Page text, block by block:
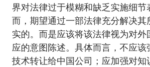
界对法律过于模糊和缺乏实施细节
而，期望通过一部法律充分解决其
实的。而是应该将该法律视为对外
应的意图陈述。具体而言，不应
技术转让给中国公司；应加强对知